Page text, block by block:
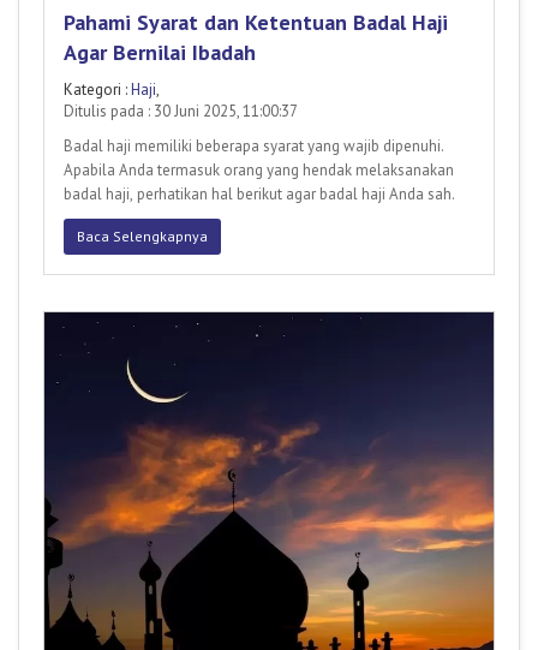
Pahami Syarat dan Ketentuan Badal Haji
Agar Bernilai Ibadah
Kategori :Haji,
Ditulis pada : 30 Juni 2025, 11:00:37
Badal haji memiliki beberapa syarat yang wajib dipenuhi.
Apabila Anda termasuk orang yang hendak melaksanakan
badal haji, perhatikan hal berikut agar badal haji Anda sah.
Baca Selengkapnya